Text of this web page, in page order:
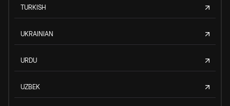
TURKISH
UKRAINIAN
URDU
UZBEK